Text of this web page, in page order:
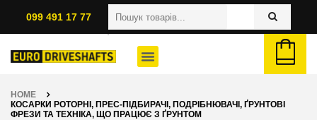
099 491 17 77
HOME
КОСАРКИ РОТОРНІ, ПРЕС-ПІДБИРАЧІ, ПОДРІБНЮВАЧІ, ҐРУНТОВІ
ФРЕЗИ ТА ТЕХНІКА, ЩО ПРАЦЮЄ З ҐРУНТОМ